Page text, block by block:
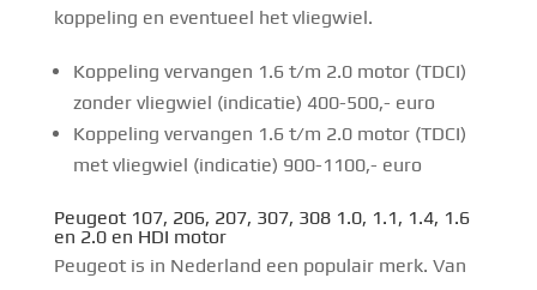
koppeling en eventueel het vliegwiel.
Koppeling vervangen 1.6 t/m 2.0 motor (TDCI)
zonder vliegwiel (indicatie) 400-500,- euro
Koppeling vervangen 1.6 t/m 2.0 motor (TDCI)
met vliegwiel (indicatie) 900-1100,- euro
Peugeot 107, 206, 207, 307, 308 1.0, 1.1, 1.4, 1.6
en 2.0 en HDI motor
Peugeot is in Nederland een populair merk. Van